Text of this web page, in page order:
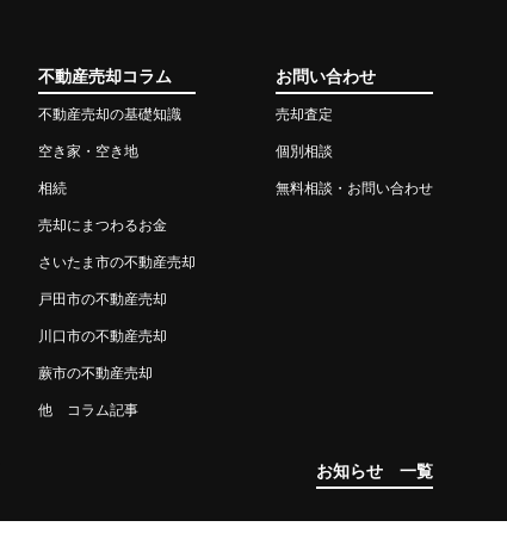
不動産売却コラム
不動産売却の基礎知識
空き家・空き地
相続
売却にまつわるお金
さいたま市の不動産売却
戸田市の不動産売却
川口市の不動産売却
蕨市の不動産売却
他 コラム記事
お問い合わせ
売却査定
個別相談
無料相談・お問い合わせ
お知らせ 一覧